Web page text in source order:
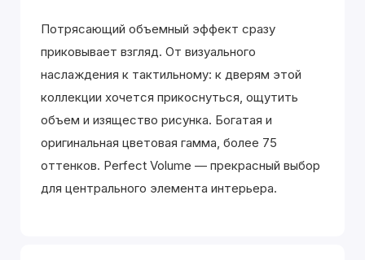
Потрясающий объемный эффект сразу
приковывает взгляд. От визуального
наслаждения к тактильному: к дверям этой
коллекции хочется прикоснуться, ощутить
объем и изящество рисунка. Богатая и
оригинальная цветовая гамма, более 75
оттенков. Perfect Volume — прекрасный выбор
для центрального элемента интерьера.